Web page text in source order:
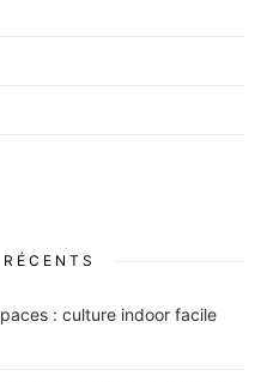
: culture indoor facile